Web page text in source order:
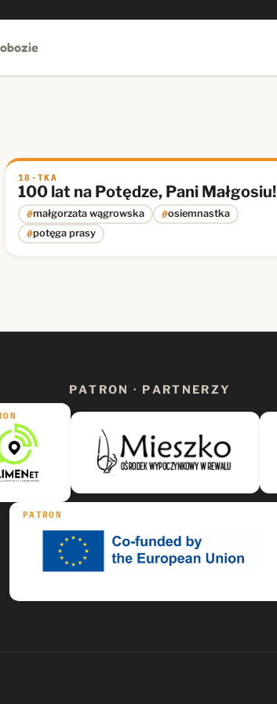
18-TKA
100 lat na Potędze, Pani Małgosiu!
#małgorzata wągrowska #osiemnastka
#potęga prasy
PATRON · PARTNERZY
PATRON